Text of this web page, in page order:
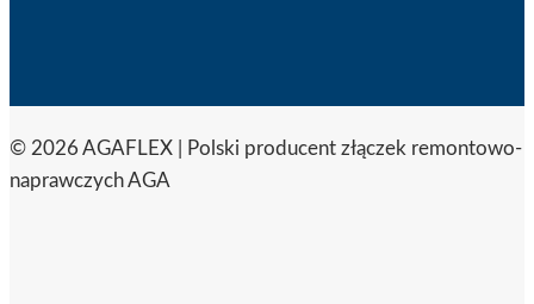
© 2026 AGAFLEX | Polski producent złączek remontowo-
naprawczych AGA